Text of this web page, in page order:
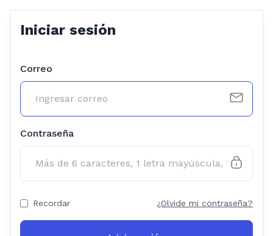
Iniciar sesión
Correo
Contraseña
Recordar ¿Olvide mi contraseña?